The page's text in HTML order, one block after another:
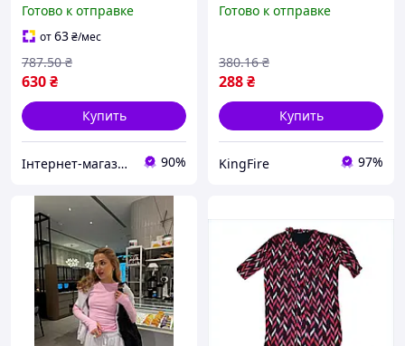
создания стильного
образа летом
Готово к отправке
от63₴/мес
630₴
787.50 ₴
Купить
Інтернет-магазин Clothes-Mall 90%
украшения для создания
Готово к отправке
288₴
380.16 ₴
Купить
KingFire 97%